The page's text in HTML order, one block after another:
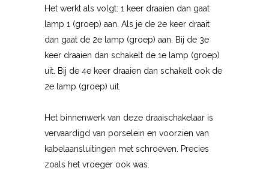
Het werkt als volgt: 1 keer draaien dan gaat
lamp 1 (groep) aan. Als je de 2e keer draait
dan gaat de 2e lamp (groep) aan. Bij de 3e
keer draaien dan schakelt de 1e lamp (groep)
uit. Bij de 4e keer draaien dan schakelt ook de
2e lamp (groep) uit.
Het binnenwerk van deze draaischakelaar is
vervaardigd van porselein en voorzien van
kabelaansluitingen met schroeven. Precies
zoals het vroeger ook was.